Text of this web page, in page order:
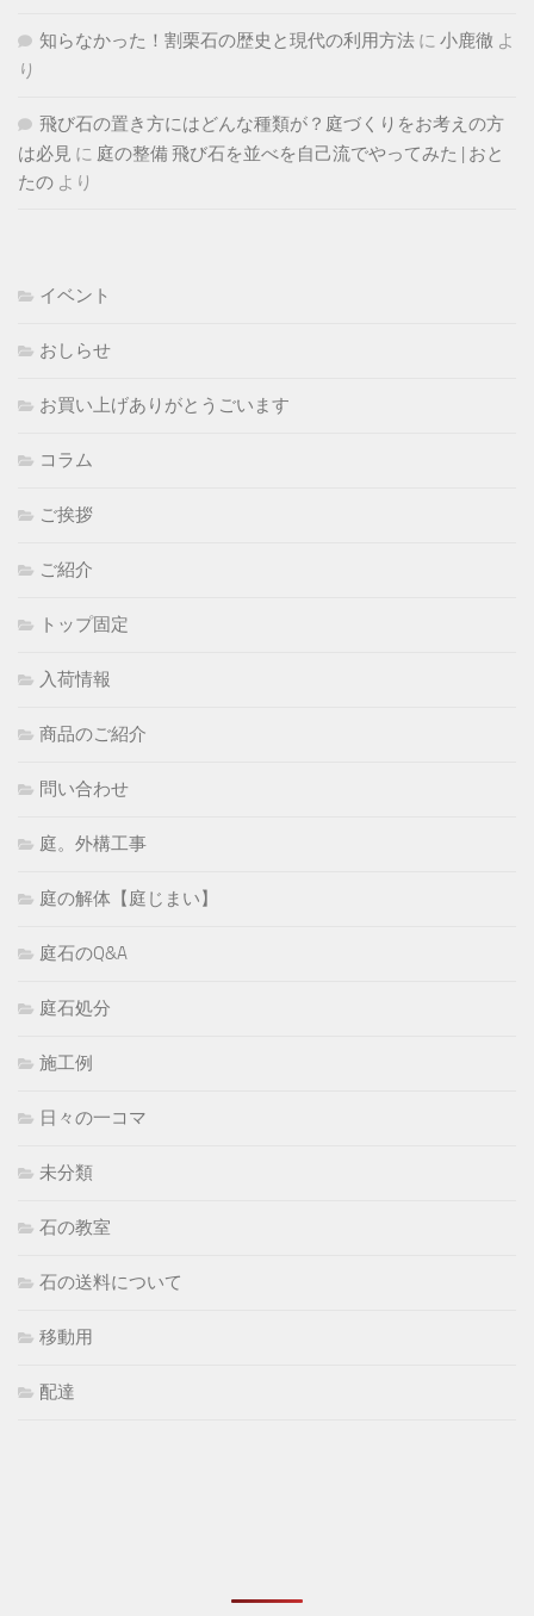
知らなかった！割栗石の歴史と現代の利用方法 に 小鹿徹 よ
り
飛び石の置き方にはどんな種類が？庭づくりをお考えの方
は必見 に 庭の整備 飛び石を並べを自己流でやってみた | おと
たの より
イベント
おしらせ
お買い上げありがとうごいます
コラム
ご挨拶
ご紹介
トップ固定
入荷情報
商品のご紹介
問い合わせ
庭。外構工事
庭の解体【庭じまい】
庭石のQ&A
庭石処分
施工例
日々の一コマ
未分類
石の教室
石の送料について
移動用
配達